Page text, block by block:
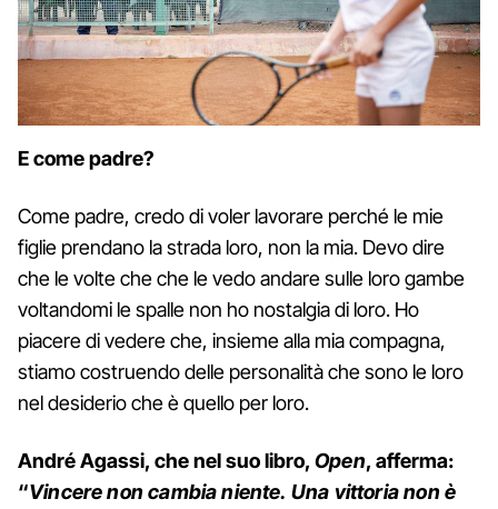
E come padre?
Come padre, credo di voler lavorare perché le mie
figlie prendano la strada loro, non la mia. Devo dire
che le volte che che le vedo andare sulle loro gambe
voltandomi le spalle non ho nostalgia di loro. Ho
piacere di vedere che, insieme alla mia compagna,
stiamo costruendo delle personalità che sono le loro
nel desiderio che è quello per loro.
André Agassi, che nel suo libro, Open, afferma:
“Vincere non cambia niente. Una vittoria non è